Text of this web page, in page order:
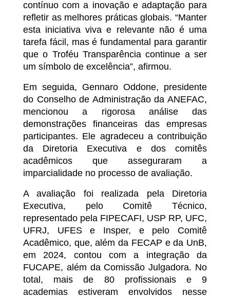
contínuo com a inovação e adaptação para
refletir as melhores práticas globais. “Manter
esta iniciativa viva e relevante não é uma
tarefa fácil, mas é fundamental para garantir
que o Troféu Transparência continue a ser
um símbolo de excelência”, afirmou.
Em seguida, Gennaro Oddone, presidente
do Conselho de Administração da ANEFAC,
mencionou a rigorosa análise das
demonstrações financeiras das empresas
participantes. Ele agradeceu a contribuição
da Diretoria Executiva e dos comitês
acadêmicos que asseguraram a
imparcialidade no processo de avaliação.
A avaliação foi realizada pela Diretoria
Executiva, pelo Comitê Técnico,
representado pela FIPECAFI, USP RP, UFC,
UFRJ, UFES e Insper, e pelo Comitê
Acadêmico, que, além da FECAP e da UnB,
em 2024, contou com a integração da
FUCAPE, além da Comissão Julgadora. No
total, mais de 80 profissionais e 9
academias estiveram envolvidos nesse